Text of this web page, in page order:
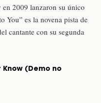
2009 lanzaron su único
You” es la novena pista de
cantante con su segunda
Know (Demo no